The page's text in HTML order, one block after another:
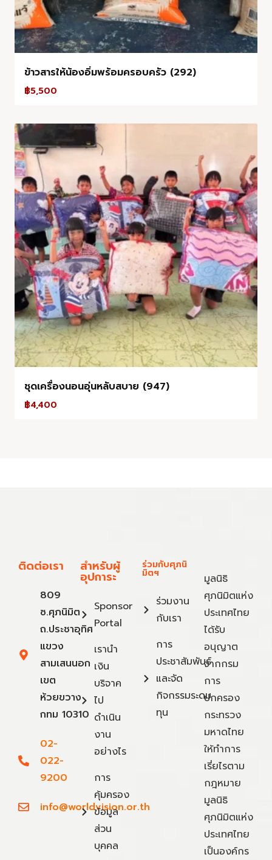
ข้าวสารให้น้องอิ่มพร้อมครอบครัว (292)
฿5,500
ชุดเครื่องนอนอุ่นหลับสบาย (947)
฿4,400
ติดต่อเรา
809
ซ.ศุภนิมิต
ถ.ประชาอุทิศ
แขวง
สามเสนนอก
เขต
ห้วยขวาง
กทม 10310
02-
022-
9200
info@worldvision.or.th
สำหรับผู้
อุปการะ
Sponsor
Portal
เรานำ
เงิน
บริจาค
ไป
ดำเนิน
งาน
อย่างไร
การ
คุ้มครอง
ข้อมูล
ส่วน
บุคคล
ร่วมกับศุภนิ
มิตฯ
ร่วมงาน
กับเรา
การ
ประชาสัมพันธ์
และจัด
กิจกรรมระดม
ทุน
มูลนิธิ
ศุภนิมิตแห่ง
ประเทศไทย
ได้รับ
อนุญาต
จากกรม
การ
ปกครอง
กระทรวง
มหาดไทย
ให้ทำการ
เรี่ยไรตาม
กฎหมาย
มูลนิธิ
ศุภนิมิตแห่ง
ประเทศไทย
เป็นองค์กร